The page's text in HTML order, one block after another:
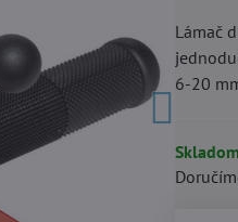
Lámač
6-20
Skladom